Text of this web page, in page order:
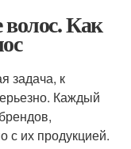
Как
задача, к
Каждый
с их продукцией.